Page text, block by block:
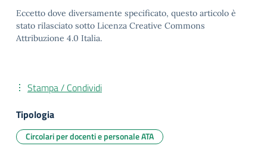
Eccetto dove diversamente specificato, questo articolo è
stato rilasciato sotto Licenza Creative Commons
Attribuzione 4.0 Italia.
Stampa / Condividi
Tipologia
Circolari per docenti e personale ATA